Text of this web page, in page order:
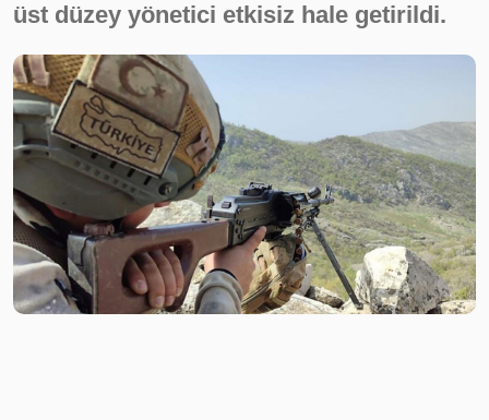
üst düzey yönetici etkisiz hale getirildi.